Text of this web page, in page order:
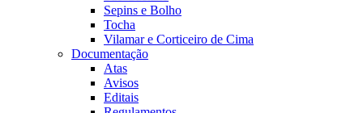
Sepins e Bolho
Tocha
Vilamar e Corticeiro de Cima
Documentação
Atas
Avisos
Editais